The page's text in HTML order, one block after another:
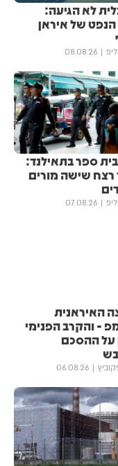
לא הגיעה:
של איראן
08.08.26
ספר בתאילנד:
רצח שישה מורים
07.08.26
האיראנית
- והקרב הפנימי
על ההסכם
06.08.26